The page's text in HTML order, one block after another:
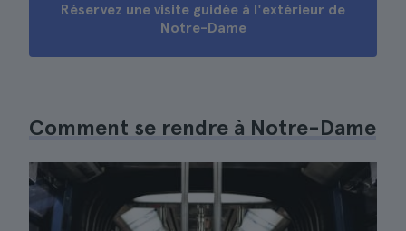
Réservez une visite guidée à l'extérieur de
Notre-Dame
Comment se rendre à Notre-Dame